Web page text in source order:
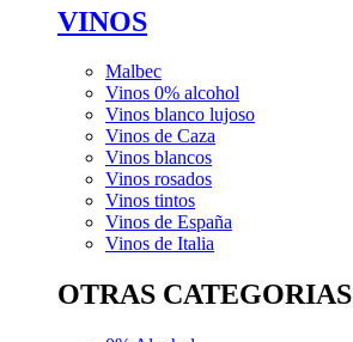
VINOS
Malbec
Vinos 0% alcohol
Vinos blanco lujoso
Vinos de Caza
Vinos blancos
Vinos rosados
Vinos tintos
Vinos de España
Vinos de Italia
OTRAS CATEGORIAS